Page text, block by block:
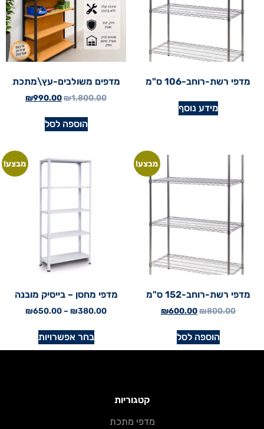
מדפי רשת-רוחב-106 ס"מ
מידע נוסף
מדפים משולבים-עץ\מתכת
₪1,800.00
₪990.00
הוספה לסל
מבצע!
מדפי רשת-רוחב-152 ס"מ
₪800.00
₪600.00
הוספה לסל
מבצע!
מדפי מחסן – בייסיק מובנה
₪380.00
–
₪650.00
בחר אפשרויות
קטגוריות
מדפי מתכת​